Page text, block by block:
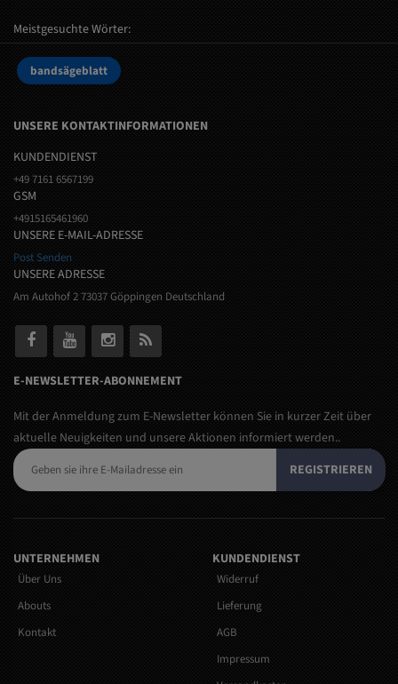
Meistgesuchte Wörter:
bandsägeblatt
UNSERE KONTAKTINFORMATIONEN
KUNDENDIENST
+49 7161 6567199
GSM
+4915165461960
UNSERE E-MAIL-ADRESSE
Post Senden
UNSERE ADRESSE
Am Autohof 2 73037 Göppingen Deutschland
E-NEWSLETTER-ABONNEMENT
Mit der Anmeldung zum E-Newsletter können Sie in kurzer Zeit über
aktuelle Neuigkeiten und unsere Aktionen informiert werden..
REGISTRIEREN
UNTERNEHMEN
Über Uns
Abouts
Kontakt
KUNDENDIENST
Widerruf
Lieferung
AGB
Impressum